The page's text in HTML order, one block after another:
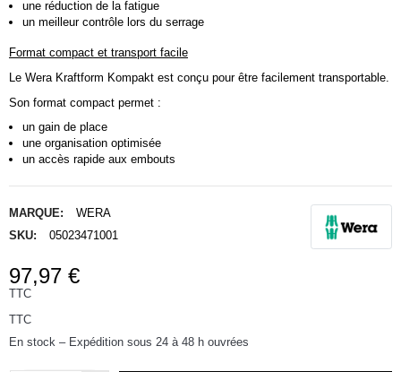
une réduction de la fatigue
un meilleur contrôle lors du serrage
Format compact et transport facile
Le Wera Kraftform Kompakt est conçu pour être facilement transportable.
Son format compact permet :
un gain de place
une organisation optimisée
un accès rapide aux embouts
MARQUE:
WERA
SKU:
05023471001
97,97 €
TTC
TTC
En stock – Expédition sous 24 à 48 h ouvrées